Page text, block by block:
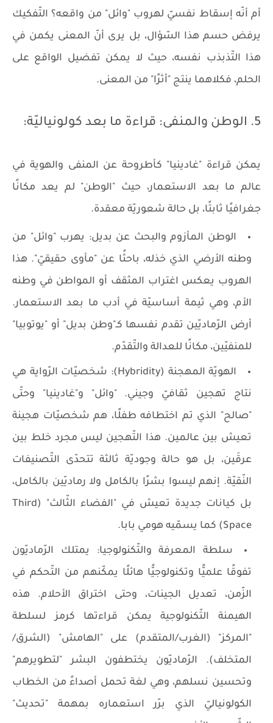
أم أنّه إسقاط نفسيّ لهروب "وائل" من واقعه؟ التّفكيك
يرفض حسم هذا السّؤال، بل يرى أنّ المعنى يكمن في
هذا التّذبذب نفسه، حيث لا يمكن تفضيل الواقع على
الحلم، فكلاهما ينتج "أثرًا" من المعنى.
5. الوطن والمنفى: قراءة ما بعد كولونياليّة:
يمكن قراءة "غادينيا" كأطروحة عن المنفى والهوية في
عالم ما بعد الاستعمار، حيث "الوطن" لم يعد مكانًا
جغرافيًا ثابتًا، بل حالة شعوريّة معقدة.
الوطن المأزوم والبحث عن بديل: يهرب "وائل" من
وطنه الأرضي الذي خذله، باحثًا عن "مأوى حقيقيّ". هذا
الهروب يعكس اغتراب المثقف أو المواطن في وطنه
الأم، وهي ثيمة أساسيّة في أدب ما بعد الاستعمار.
أرض الرّماديّين تقدم نفسها كـ"وطن بديل" أو "يوتوبيا"
للمنفيّين، مكانًا للعدالة والتّقدّم.
الهويّة المهجنة (Hybridity): شخصيّات الرّواية هي
نتاج تهجين ثقافيّ وجيني. "وائل" و"غادينيا" وحتّى
"صالح" الذي تم اختطافه طفلًا، هم شخصيّات هجينة
تعيش بين عالمين. هذا التّهجين ليس مجرد خلط بين
عرقَين، بل هو حالة وجوديّة ثالثة تتحدّى التّصنيفات
النّقيّة. إنهم ليسوا بشرًا بالكامل ولا رماديّين بالكامل،
بل كيانات جديدة تعيش في "الفضاء الثّالث" (Third
Space) كما يسمّيه هومي بابا.
سلطة المعرفة والتّكنولوجيا: يمتلك الرّماديّون
تفوقًا علميًّا وتكنولوجيًّا هائلًا يمكّنهم من التّحكم في
الزّمن، تعديل الجينات، وحتى اختراق الأحلام. هذه
الهيمنة التّكنولوجية يمكن قراءتها كرمز لسلطة
"المركز" (الغرب/المتقدم) على "الهامش" (الشرق/
المتخلف). الرّماديّون يختطفون البشر "لتطويرهم"
وتحسين نسلهم، وهي لغة تحمل أصداءً من الخطاب
الكولونياليّ الذي برّر استعماره بمهمة "تحديث"